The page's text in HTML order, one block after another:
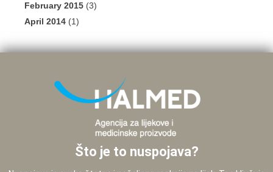
February 2015 (3)
April 2014 (1)
Što je to nuspojava?